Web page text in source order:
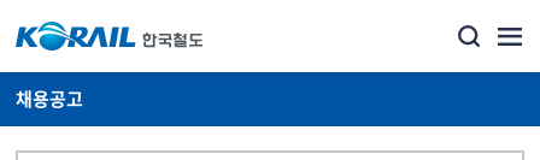
채용공고